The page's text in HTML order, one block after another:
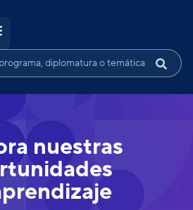
nuestras